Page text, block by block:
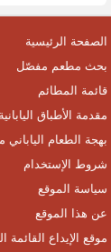
الصفحة الرئيسية
بحث مطعم مفصّل
قائمة المطائم
مقدمة الأطباق
بهجة الطعام
شروط الإستخدام
سياسة الموقع
عن هذا الموقع
موقع الإيداع القائمة